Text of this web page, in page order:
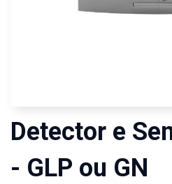
Detector e
- GLP ou GN